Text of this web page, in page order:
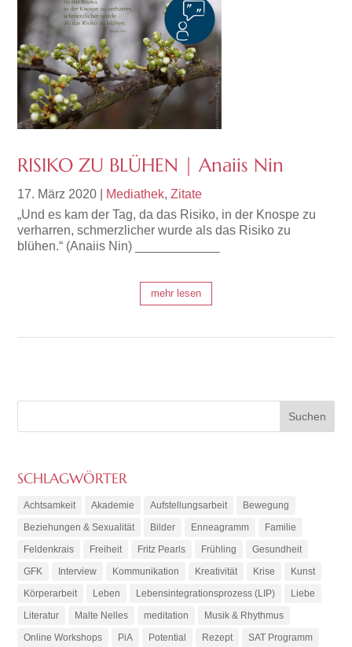
RISIKO ZU BLÜHEN | Anaiis Nin
17. März 2020 Mediathek,Zitate
„Und es kam der Tag, da das Risiko, in der Knospe zu
verharren, schmerzlicher wurde als das Risiko zu
blühen.“ (Anaiis Nin) ____________
mehr lesen
SCHLAGWÖRTER
Achtsamkeit Akademie Aufstellungsarbeit
Bewegung
Beziehungen & Sexualität
Bilder Enneagramm
Familie
Feldenkrais
Freiheit Fritz Pearls Frühling
Gesundheit
GFK
Interview Kommunikation Kreativität Krise
Kunst
Körperarbeit
Leben Lebensintegrationsprozess (LIP)
Liebe
Literatur
Malte Nelles meditation
Musik & Rhythmus
Online Workshops
PiA Potential Rezept SAT Programm